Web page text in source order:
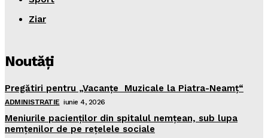
Ziar
Noutăţi
Pregătiri pentru „Vacanţe Muzicale la Piatra-Neamţ“
ADMINISTRATIE iunie 4, 2026
Meniurile pacienţilor din spitalul nemţean, sub lupa
nemţenilor de pe reţelele sociale